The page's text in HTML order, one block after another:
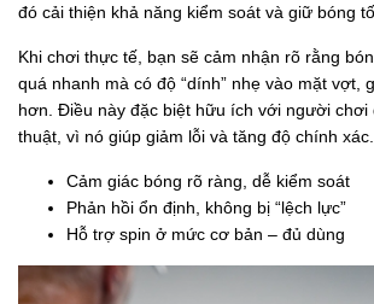
đó cải thiện khả năng kiểm soát và giữ bóng
Khi chơi thực tế, bạn sẽ cảm nhận rõ rằng
quá nhanh mà có độ “dính” nhẹ vào mặt vợt,
hơn. Điều này đặc biệt hữu ích với người chơi
thuật, vì nó giúp giảm lỗi và tăng độ chính xác.
Cảm giác bóng rõ ràng, dễ kiểm soát
Phản hồi ổn định, không bị “lệch lực”
Hỗ trợ spin ở mức cơ bản – đủ dùng